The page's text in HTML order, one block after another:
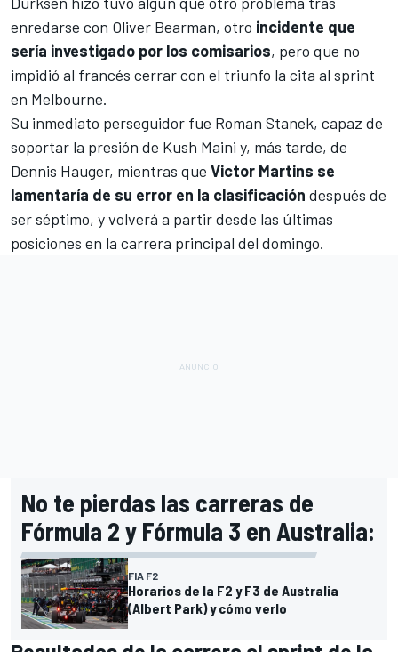
enredarse con Oliver Bearman, otro incidente que
sería investigado por los comisarios, pero que no
impidió al francés cerrar con el triunfo la cita al sprint
en Melbourne.
Su inmediato perseguidor fue Roman Stanek, capaz de
soportar la presión de Kush Maini y, más tarde, de
Dennis Hauger, mientras que Victor Martins se
lamentaría de su error en la clasificación después de
ser séptimo, y volverá a partir desde las últimas
posiciones en la carrera principal del domingo.
No te pierdas las carreras de
Fórmula 2 y Fórmula 3 en Australia:
FIA F2
Horarios de la F2 y F3 de Australia
(Albert Park) y cómo verlo